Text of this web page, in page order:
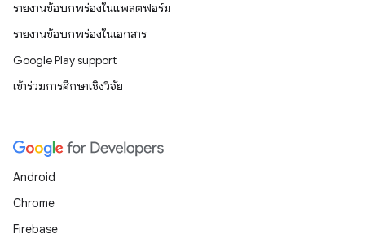
รายงานข้อบกพร่องในแพลตฟอร์ม
รายงานข้อบกพร่องในเอกสาร
Google Play support
เข้าร่วมการศึกษาเชิงวิจัย
Android
Chrome
Firebase